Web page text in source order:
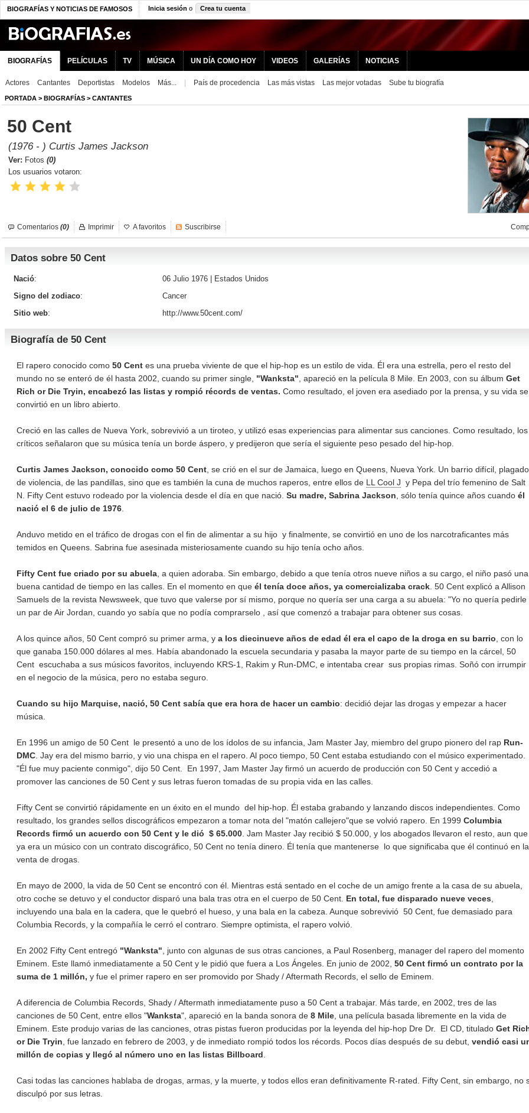
BIOGRAFÍAS Y NOTICIAS DE FAMOSOS Inicia sesión o Crea tu cuenta
BIOGRAFÍAS PELÍCULAS TV MÚSICA UN DÍA COMO HOY VIDEOS GALERÍAS NOTICIAS
Actores Cantantes Deportistas Modelos Más... País de procedencia Las más vistas Las mejor votadas Sube tu biografía
PORTADA > BIOGRAFÍAS > CANTANTES
50 Cent
(1976 - ) Curtis James Jackson
Ver: Fotos (0)
Los usuarios votaron:
Comentarios (0) Imprimir A favoritos Suscribirse
Datos sobre 50 Cent
Nació: 06 Julio 1976 |
Estados Unidos
Signo del zodiaco:
Cancer
Sitio web: http://www.50cent.com/
Biografía de 50 Cent
El rapero conocido como 50 Cent es una prueba viviente de que el hip-hop es un estilo de vida. Él era una estrella, pero el resto del
mundo no se enteró de él hasta 2002, cuando su primer single, "Wanksta" , apareció en la película 8 Mile. En 2003, con su álbum Get
Rich or Die Tryin, encabezó las listas y rompió récords de ventas. Como resultado, el joven era asediado por la prensa, y su vida se
convirtió en un libro abierto.
Creció en las calles de Nueva York, sobrevivió a un tiroteo, y utilizó esas experiencias para alimentar sus canciones. Como resultado, los
críticos señalaron que su música tenía un borde áspero, y predijeron que sería el siguiente peso pesado del hip-hop.
Curtis James Jackson, conocido como 50 Cent , se crió en el sur de Jamaica, luego en Queens, Nueva York. Un barrio difícil, plagado
de violencia, de las pandillas, sino que es también la cuna de muchos raperos, entre ellos de LL Cool J y Pepa del trío femenino de Salt
N. Fifty Cent estuvo rodeado por la violencia desde el día en que nació. Su madre, Sabrina Jackson , sólo tenía quince años cuando él
nació el 6 de julio de 1976
Anduvo metido en el tráfico de drogas con el fin de alimentar a su hijo y finalmente, se convirtió en uno de los narcotraficantes más
temidos en Queens. Sabrina fue asesinada misteriosamente cuando su hijo tenía ocho años.
Fifty Cent fue criado por su abuela , a quien adoraba. Sin embargo, debido a que tenía otros nueve niños a su cargo, el niño pasó una
buena cantidad de tiempo en las calles. En el momento en que él tenía doce años, ya comercializaba crack . 50 Cent explicó a Allison
Samuels de la revista Newsweek, que tuvo que valerse por sí mismo, porque no quería ser una carga a su abuela: "Yo no quería pedirle
un par de Air Jordan, cuando yo sabía que no podía comprarselo , así que comenzó a trabajar para obtener sus cosas.
A los quince años, 50 Cent compró su primer arma, y a los diecinueve años de edad él era el capo de la droga en su barrio , con lo
que ganaba 150.000 dólares al mes. Había abandonado la escuela secundaria y pasaba la mayor parte de su tiempo en la cárcel, 50
Cent escuchaba a sus músicos favoritos, incluyendo KRS-1, Rakim y Run-DMC, e intentaba crear sus propias rimas. Soñó con irrumpir
en el negocio de la música, pero no estaba seguro.
Cuando su hijo Marquise, nació, 50 Cent sabía que era hora de hacer un cambio: decidió dejar las drogas y empezar a hacer
música.
En 1996 un amigo de 50 Cent le presentó a uno de los ídolos de su infancia, Jam Master Jay, miembro del grupo pionero del rap Run-
DMC . Jay era del mismo barrio, y vio una chispa en el rapero. Al poco tiempo, 50 Cent estaba estudiando con el músico experimentado.
"Él fue muy paciente conmigo", dijo 50 Cent. En 1997, Jam Master Jay firmó un acuerdo de producción con 50 Cent y accedió a
promover las canciones de 50 Cent y sus letras fueron tomadas de su propia vida en las calles.
Fifty Cent se convirtió rápidamente en un éxito en el mundo del hip-hop. Él estaba grabando y lanzando discos independientes. Como
resultado, los grandes sellos discográficos empezaron a tomar nota del "matón callejero"que se volvió rapero. En 1999 Columbia
Records firmó un acuerdo con 50 Cent y le dió $ 65.000 . Jam Master Jay recibió $ 50.000, y los abogados llevaron el resto, aun que
ya era un músico con un contrato discográfico, 50 Cent no tenía dinero. Él tenía que mantenerse lo que significaba que él continuó en la
venta de drogas.
En mayo de 2000, la vida de 50 Cent se encontró con él. Mientras está sentado en el coche de un amigo frente a la casa de su abuela,
otro coche se detuvo y el conductor disparó una bala tras otra en el cuerpo de 50 Cent. En total, fue disparado nueve veces
incluyendo una bala en la cadera, que le quebró el hueso, y una bala en la cabeza. Aunque sobrevivió 50 Cent, fue demasiado para
Columbia Records, y la compañía le cerró el contraro. Siempre optimista, el rapero volvió.
En 2002 Fifty Cent entregó "Wanksta" , junto con algunas de sus otras canciones, a Paul Rosenberg, manager del rapero del momento
Eminem. Este llamó inmediatamente a 50 Cent y le pidió que fuera a Los Ángeles. En junio de 2002, 50 Cent firmó un contrato por la
suma de 1 millón, y fue el primer rapero en ser promovido por Shady / Aftermath Records, el sello de Eminem.
A diferencia de Columbia Records, Shady / Aftermath inmediatamente puso a 50 Cent a trabajar. Más tarde, en 2002, tres de las
canciones de 50 Cent, entre ellos "Wanksta", apareció en la banda sonora de 8 Mile , una película basada libremente en la vida de
Eminem. Este produjo varias de las canciones, otras pistas fueron producidas por la leyenda del hip-hop Dre Dr. El CD, titulado Get
or Die Tryin , fue lanzado en febrero de 2003, y de inmediato rompió todos los récords. Pocos días después de su debut, vendió casi
millón de copias y llegó al número uno en las listas Billboard
Casi todas las canciones hablaba de drogas, armas, y la muerte, y todos ellos eran definitivamente R-rated. Fifty Cent, sin embargo, no
disculpó por sus letras.